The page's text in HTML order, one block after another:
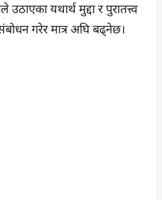
यथार्थ मुद्दा र पुरातत्त्व
गरेर मात्र अघि बढ्नेछ।